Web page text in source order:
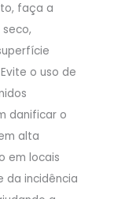
faça a
o uso de
danificar o
alta
em locais
da incidência